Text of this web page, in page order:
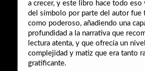
a crecer, y este libro hace todo eso
del símbolo por parte del autor fue
como poderoso, añadiendo una
profundidad a la narrativa que
lectura atenta, y que ofrecía un
complejidad y matiz que era tanto
gratificante.